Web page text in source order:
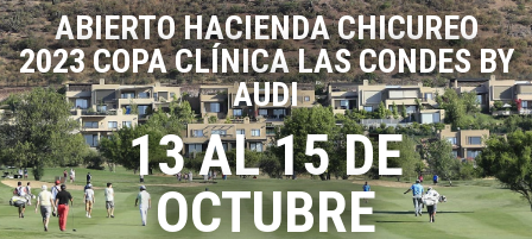
ABIERTO HACIENDA CHICUREO
2023 COPA CLÍNICA LAS CONDES BY
AUDI
13 AL 15 DE
OCTUBRE